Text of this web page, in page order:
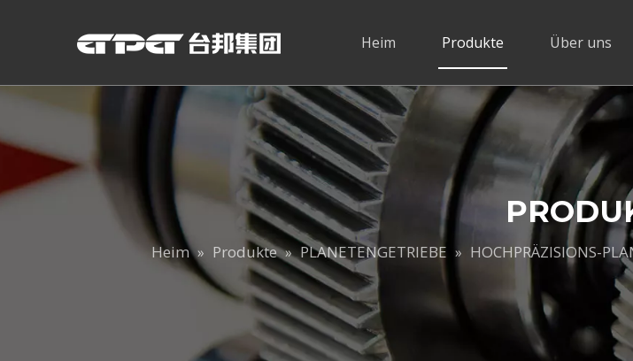
Heim Produkte Über uns
Heim » Produkte » PLANETENGETRIEBE » HOCHPRÄZISIONS-